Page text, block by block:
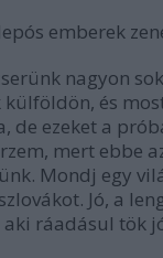
emberek
nagyon
és
de ezeket a
mert ebbe
Mondj egy
Jó, a
aki ráadásul tök